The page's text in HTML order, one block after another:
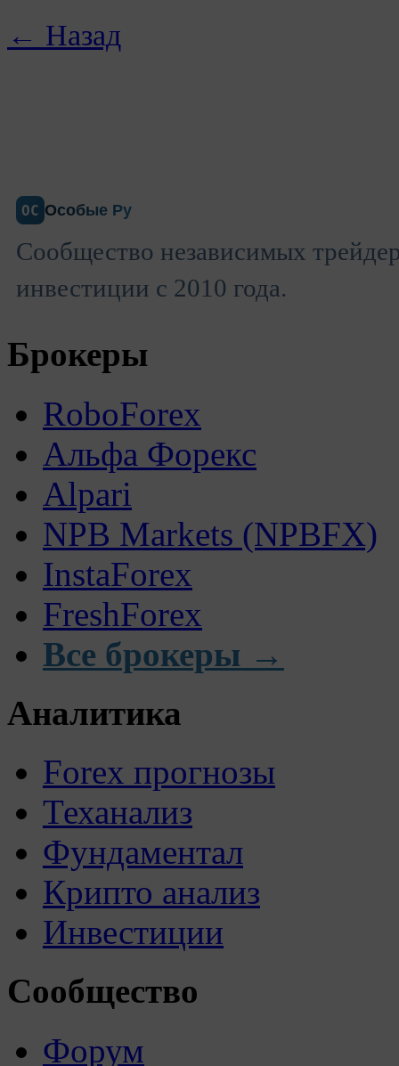
← Назад
ОС Особые Ру
Сообщество независимых
инвестиции с 2010 года.
Брокеры
RoboForex
Альфа Форекс
Alpari
NPB Markets (NPBFX)
InstaForex
FreshForex
Все брокеры →
Аналитика
Forex прогнозы
Теханализ
Фундаментал
Крипто анализ
Инвестиции
Сообщество
Форум